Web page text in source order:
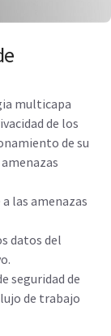
multicapa
de los
de su
las amenazas
datos del
seguridad de
de trabajo